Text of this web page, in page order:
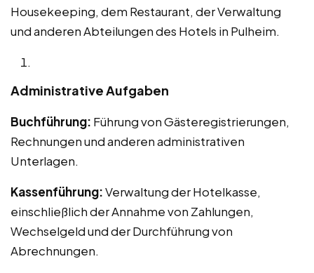
Housekeeping, dem Restaurant, der Verwaltung
und anderen Abteilungen des Hotels in Pulheim.
Administrative Aufgaben
Buchführung: Führung von Gästeregistrierungen,
Rechnungen und anderen administrativen
Unterlagen.
Kassenführung:Verwaltung der Hotelkasse,
einschließlich der Annahme von Zahlungen,
Wechselgeld und der Durchführung von
Abrechnungen.